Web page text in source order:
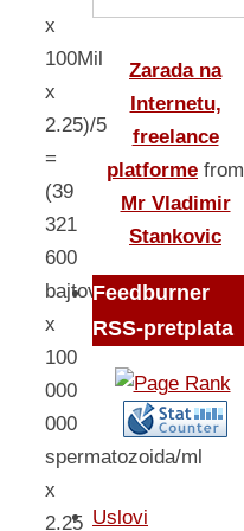
x
100Mil
x
2.25)/5
=
(39
321
600
bajtova/spermatozoidu
x
100
000
000
spermatozoida/ml
x
2.25
Zarada na
Internetu,
freelance
platforme from
Mr Vladimir
Stankovic
Feedburner
RSS-pretplata
Uslovi